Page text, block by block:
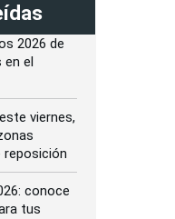
2026 de
en el
viernes,
conoce
tus